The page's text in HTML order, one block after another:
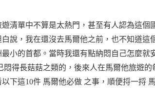
個
地
中
海
國
清單中不算是太熱門，甚至有人認為這個
說，我在還沒去馬爾他之前，也不知道這
小的首都。當時我還有點納悶自己怎麼就
悶得長菇菇之類的，後來人在馬爾他旅遊
下這10件 馬爾他必做 之事，順便捋一捋